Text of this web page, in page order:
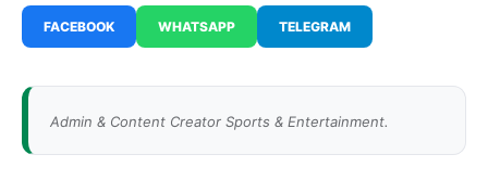
FACEBOOK WHATSAPP TELEGRAM
Admin & Content Creator Sports & Entertainment.